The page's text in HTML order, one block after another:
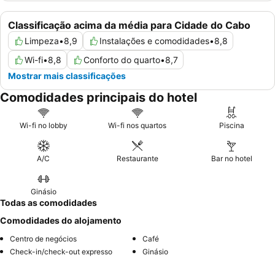
Classificação acima da média para Cidade do Cabo
Limpeza•8,9 Instalações e comodidades•8,8
Wi-fi•8,8 Conforto do quarto•8,7
Mostrar mais classificações
Comodidades principais do hotel
Wi-fi no lobby Wi-fi nos quartos Piscina
A/C Restaurante Bar no hotel
Ginásio
Todas as comodidades
Comodidades do alojamento
Centro de negócios
Café
Check-in/check-out expresso
Ginásio